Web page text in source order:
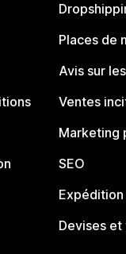
Places de
Avis sur
Ventes
Marketing
SEO
Expédition
Devises